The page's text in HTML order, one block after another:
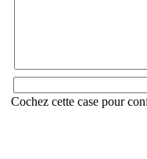
Cochez cette case pour